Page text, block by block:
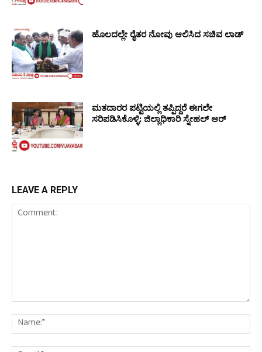
ಹೊಲದಲ್ಲೇ ರೈತರ ನೋವು ಆಲಿಸಿದ ಸಚಿವ ಲಾಡ್
ಮತದಾರರ ಪಟ್ಟಿಯಲ್ಲಿ ತಪ್ಪಿದ್ದರೆ ಈಗಲೇ
ಸರಿಪಡಿಸಿಕೊಳ್ಳಿ: ಜಿಲ್ಲಾಧಿಕಾರಿ ಸ್ನೇಹಲ್ ಆರ್
LEAVE A REPLY
Comment: